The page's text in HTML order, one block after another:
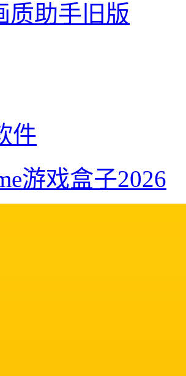
质助手旧版
件
游戏盒子2026